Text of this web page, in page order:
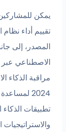
يمكن
تقييم أداء
المصدر، إلى
الاصطناعي عبر
2024
تطبيقات